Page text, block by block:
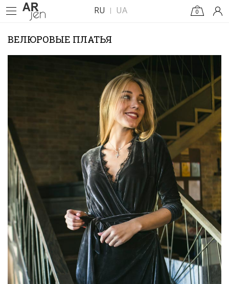
RU UA 0
ВЕЛЮРОВЫЕ ПЛАТЬЯ